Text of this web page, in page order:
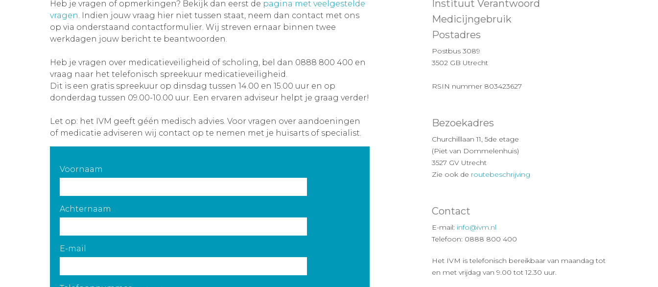
Heb je vragen of opmerkingen? Bekijk dan eerst de pagina met veelgestelde
vragen. Indien jouw vraag hier niet tussen staat, neem dan contact met ons
op via onderstaand contactformulier. Wij streven ernaar binnen twee
werkdagen jouw bericht te beantwoorden.
Heb je vragen over medicatieveiligheid of scholing, bel dan 0888 800 400 en
vraag naar het telefonisch spreekuur medicatieveiligheid.
Dit is een gratis spreekuur op dinsdag tussen 14.00 en 15.00 uur en op
donderdag tussen 09.00-10.00 uur. Een ervaren adviseur helpt je graag verder!
Let op: het IVM geeft géén medisch advies. Voor vragen over aandoeningen
of medicatie adviseren wij contact op te nemen met je huisarts of specialist.
Voornaam
Achternaam
E-mail
Instituut Verantwoord
Medicijngebruik
Postadres
Postbus 3089
3502 GB Utrecht
RSIN nummer 803423627
Bezoekadres
Churchilllaan 11, 5de etage
(Piet van Dommelenhuis)
3527 GV Utrecht
Zie ook de routebeschrijving
Contact
E-mail: info@ivm.nl
Telefoon: 0888 800 400
Het IVM is telefonisch bereikbaar van maandag tot
en met vrijdag van 9.00 tot 12.30 uur.